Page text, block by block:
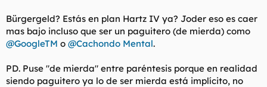
Bürgergeld? Estás en plan Hartz IV ya? Joder eso es caer
mas bajo incluso que ser un paguitero (de mierda) como
@GoogleTM o @Cachondo Mental.
PD. Puse "de mierda" entre paréntesis porque en realidad
siendo paguitero ya lo de ser mierda está implícito, no